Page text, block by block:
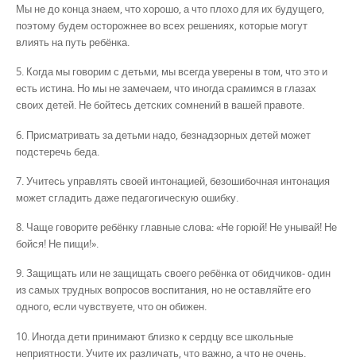
Мы не до конца знаем, что хорошо, а что плохо для их будущего,
поэтому будем осторожнее во всех решениях, которые могут
влиять на путь ребёнка.
5. Когда мы говорим с детьми, мы всегда уверены в том, что это и
есть истина. Но мы не замечаем, что иногда срамимся в глазах
своих детей. Не бойтесь детских сомнений в вашей правоте.
6. Присматривать за детьми надо, безнадзорных детей может
подстеречь беда.
7. Учитесь управлять своей интонацией, безошибочная интонация
может сгладить даже педагогическую ошибку.
8. Чаще говорите ребёнку главные слова: «Не горюй! Не унывай! Не
бойся! Не пищи!».
9. Защищать или не защищать своего ребёнка от обидчиков- один
из самых трудных вопросов воспитания, но не оставляйте его
одного, если чувствуете, что он обижен.
10. Иногда дети принимают близко к сердцу все школьные
неприятности. Учите их различать, что важно, а что не очень.